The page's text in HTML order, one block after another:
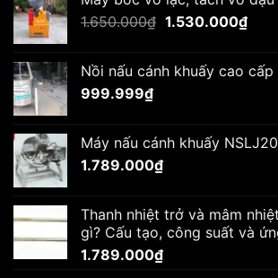
1.650.000₫ Giá
1.650.000₫.
1.530.000₫Giá
là:
Nồi nấu cánh khuấy cao cấp
999.999₫
Máy nấu cánh khuấy
1.789.000₫
Thanh nhiệt trở và mâm
gì? Cấu tạo, công suất và
1.789.000₫